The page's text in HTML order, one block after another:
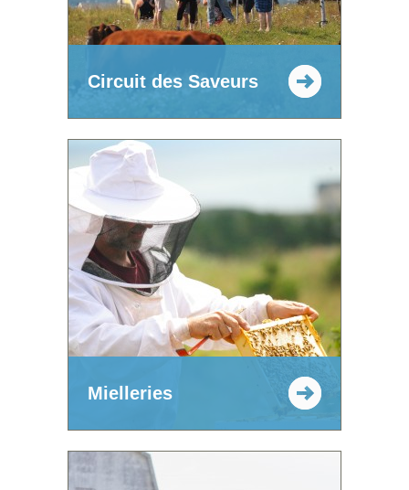
Circuit des Saveurs
Mielleries